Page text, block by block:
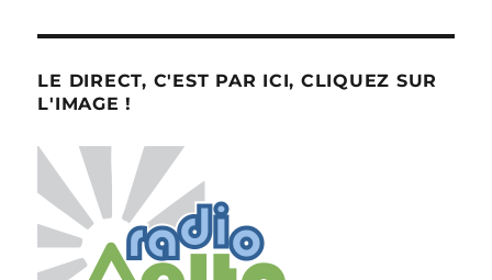
LE DIRECT, C'EST PAR ICI, CLIQUEZ SUR
L'IMAGE !